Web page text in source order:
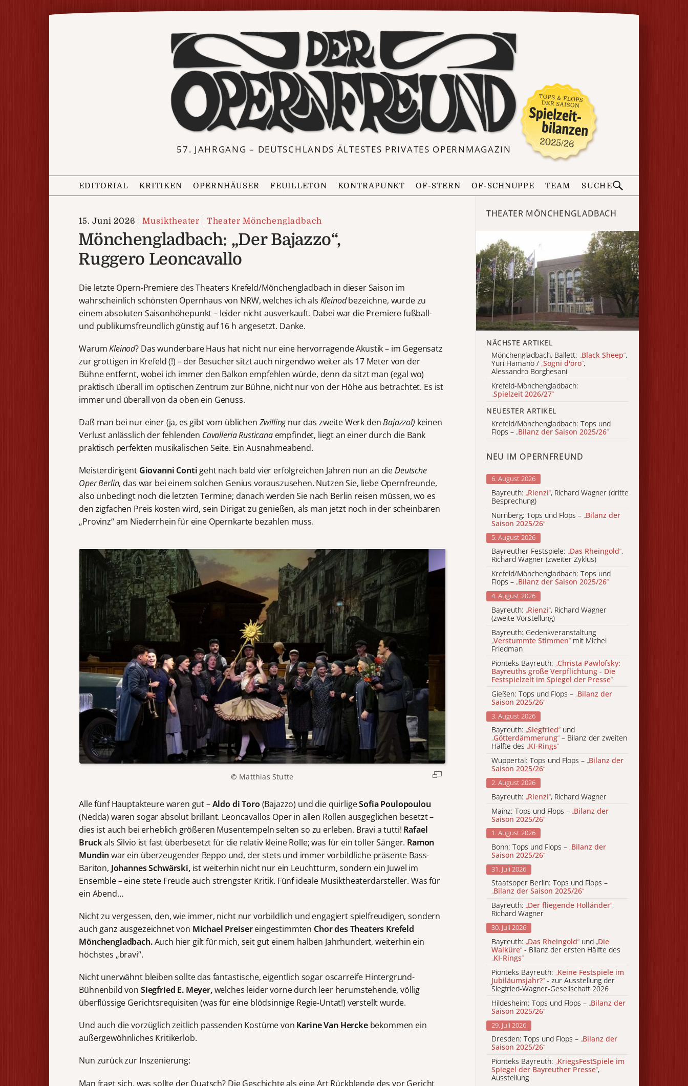
57. JAHRGANG – DEUTSCHLANDS ÄLTESTES PRIVATES OPERNMAGAZIN
EDITORIAL KRITIKEN OPERNHÄUSER FEUILLETON KONTRAPUNKT OF-STERN OF-SCHNUPPE TEAM SUCHE
15. Juni 2026 Musiktheater Theater Mönchengladbach
Mönchengladbach: „Der Bajazzo“,
Ruggero Leoncavallo
Die letzte Opern-Premiere des Theaters Krefeld/Mönchengladbach in dieser Saison im
wahrscheinlich schönsten Opernhaus von NRW, welches ich als Kleinodbezeichne, wurde zu
einem absoluten Saisonhöhepunkt – leider nicht ausverkauft. Dabei war die Premiere fußball-
und publikumsfreundlich günstig auf 16 h angesetzt. Danke.
WarumKleinod? Das wunderbare Haus hat nicht nur eine hervorragende Akustik – im Gegensatz
zur grottigen in Krefeld (!) – der Besucher sitzt auch nirgendwo weiter als 17 Meter von der
Bühne entfernt, wobei ich immer den Balkon empfehlen würde, denn da sitzt man (egal wo)
praktisch überall im optischen Zentrum zur Bühne, nicht nur von der Höhe aus betrachtet. Es ist
immer und überall von da oben ein Genuss.
Daß man bei nur einer (ja, es gibt vom üblichen Zwillingnur das zweite Werk denBajazzo!) keinen
Verlust anlässlich der fehlenden CavalleriaRusticanaempfindet, liegt an einer durch die Bank
praktisch perfekten musikalischen Seite. Ein Ausnahmeabend.
Meisterdirigent Giovanni Conti geht nach bald vier erfolgreichen Jahren nun an dieDeutsche
Oper Berlin, das war bei einem solchen Genius vorauszusehen. Nutzen Sie, liebe Opernfreunde,
also unbedingt noch die letzten Termine; danach werden Sie nach Berlin reisen müssen, wo es
den zigfachen Preis kosten wird, sein Dirigat zu genießen, als man jetzt noch in der scheinbaren
„Provinz“ am Niederrhein für eine Opernkarte bezahlen muss.
© Matthias Stutte
Alle fünf Hauptakteure waren gut –Aldo di Toro (Bajazzo) und die quirligeSofia Poulopoulou
(Nedda) waren sogar absolut brillant. Leoncavallos Oper in allen Rollen ausgeglichen besetzt –
dies ist auch bei erheblich größeren Musentempeln selten so zu erleben. Bravi a tutti! Rafael
Bruckals Silvio ist fast überbesetzt für die relativ kleine Rolle; was für ein toller Sänger. Ramon
Mundinwar ein überzeugender Beppo und, der stets und immer vorbildliche präsente Bass-
Bariton, Johannes Schwärski, ist weiterhin nicht nur ein Leuchtturm, sondern ein Juwel im
Ensemble – eine stete Freude auch strengster Kritik. Fünf ideale Musiktheaterdarsteller. Was für
ein Abend…
Nicht zu vergessen, den, wie immer, nicht nur vorbildlich und engagiert spielfreudigen, sondern
auch ganz ausgezeichnet von Michael Preisereingestimmten Chor des Theaters Krefeld
Mönchengladbach.Auch hier gilt für mich, seit gut einem halben Jahrhundert, weiterhin ein
höchstes „bravi“.
Nicht unerwähnt bleiben sollte das fantastische, eigentlich sogar oscarreife Hintergrund-
Bühnenbild von Siegfried E. Meyer,welches leider vorne durch leer herumstehende, völlig
überflüssige Gerichtsrequisiten (was für eine blödsinnige Regie-Untat!) verstellt wurde.
Und auch die vorzüglich zeitlich passenden Kostüme von Karine Van Herckebekommen ein
außergewöhnliches Kritikerlob.
Nun zurück zur Inszenierung:
Man fragt sich, was sollte der Quatsch? Die Geschichte als eine Art Rückblende des vor Gericht
THEATER MÖNCHENGLADBACH
NÄCHSTE ARTIKEL
Mönchengladbach, Ballett: „Black Sheep“,
Yuri Hamano / „Sogni d'oro“,
Alessandro Borghesani
Krefeld-Mönchengladbach:
„Spielzeit 2026/27“
NEUESTER ARTIKEL
Krefeld/Mönchengladbach: Tops und
Flops – „Bilanz der Saison 2025/26“
NEU IM OPERNFREUND
6. August 2026
Bayreuth: „Rienzi“, Richard Wagner (dritte
Besprechung)
Nürnberg: Tops und Flops – „Bilanz der
Saison 2025/26“
5. August 2026
Bayreuther Festspiele: „Das Rheingold“,
Richard Wagner (zweiter Zyklus)
Krefeld/Mönchengladbach: Tops und
Flops – „Bilanz der Saison 2025/26“
4. August 2026
Bayreuth: „Rienzi“, Richard Wagner
(zweite Vorstellung)
Bayreuth: Gedenkveranstaltung
„Verstummte Stimmen“ mit Michel
Friedman
Pionteks Bayreuth: „Christa Pawlofsky:
Bayreuths große Verpflichtung - Die
Festspielzeit im Spiegel der Presse“
Gießen: Tops und Flops – „Bilanz der
Saison 2025/26“
3. August 2026
Bayreuth: „Siegfried“ und
„Götterdämmerung“ – Bilanz der zweiten
Hälfte des „KI-Rings“
Wuppertal: Tops und Flops – „Bilanz der
Saison 2025/26“
2. August 2026
Bayreuth: „Rienzi“, Richard Wagner
Mainz: Tops und Flops – „Bilanz der
Saison 2025/26“
1. August 2026
Bonn: Tops und Flops – „Bilanz der
Saison 2025/26“
31. Juli 2026
Staatsoper Berlin: Tops und Flops –
„Bilanz der Saison 2025/26“
Bayreuth: „Der fliegende Holländer“,
Richard Wagner
30. Juli 2026
Bayreuth: „Das Rheingold“ und „Die
Walküre“ - Bilanz der ersten Hälfte des
„KI-Rings“
Pionteks Bayreuth: „Keine Festspiele im
Jubiläumsjahr?“ - zur Ausstellung der
Siegfried-Wagner-Gesellschaft 2026
Hildesheim: Tops und Flops – „Bilanz der
Saison 2025/26“
29. Juli 2026
Dresden: Tops und Flops – „Bilanz der
Saison 2025/26“
Pionteks Bayreuth: „KriegsFestSpiele im
Spiegel der Bayreuther Presse“,
Ausstellung